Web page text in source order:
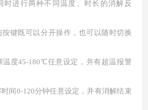
时进行两种不同温度、时长的消解反
按键既可以分开操作，也可以随时切换
温度45-180℃任意设定，并有超温报警
时间0-120分钟任意设定，并有消解结束